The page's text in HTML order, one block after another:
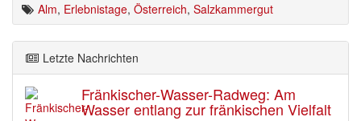
Alm, Erlebnistage, Österreich, Salzkammergut
Letzte Nachrichten
Fränkischer-Wasser-Radweg: Am
Wasser entlang zur fränkischen Vielfalt